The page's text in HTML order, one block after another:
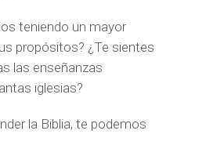
teniendo un mayor
propósitos? ¿Te sientes
las enseñanzas
iglesias?
la Biblia, te podemos